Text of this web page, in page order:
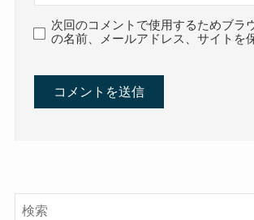
次回のコメントで使用するためブラ
の名前、メールアドレス、サイトを